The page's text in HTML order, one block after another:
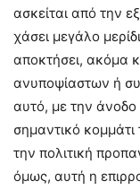
ασκείται από την
χάσει μεγάλο
αποκτήσει, ακόμα
ανυποψίαστων ή
αυτό, με την άνοδο
σημαντικό
την πολιτική
όμως, αυτή η